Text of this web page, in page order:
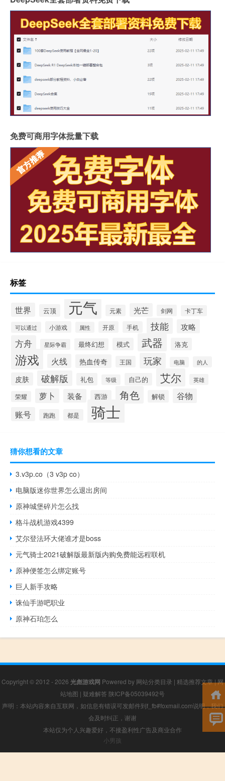
免费可商用字体批量下载
标签
世界 云顶 元气 元素 光芒 剑网 卡丁车
可以通过 小游戏 属性 开原 手机 技能 攻略
方舟 星际争霸 最终幻想 模式 武器 洛克
游戏 火线 热血传奇 王国 玩家 电脑 的人
皮肤 破解版 礼包 等级 自己的 艾尔 英雄
荣耀 萝卜 装备 西游 角色 解锁 谷物
账号 跑跑 都是 骑士
猜你想看的文章
3.v3p.co（3 v3p co）
电脑版迷你世界怎么退出房间
原神城堡碎片怎么找
格斗战机游戏4399
艾尔登法环大佬谁才是boss
元气骑士2021破解版最新版内购免费能远程联机
原神便签怎么绑定账号
巨人新手攻略
诛仙手游吧职业
原神石珀怎么
Copyright © 2012 - 2026 光彪游戏网 Powered by 网站分类目录 | 精选推荐文章|网
站地图 | 疑难解答 陕ICP备05039492号
声明：本站内容来自互联网，如信息有错误可发邮件到f_fb#foxmail.com说明，我们
会及时纠正，谢谢
本站仅为个人兴趣爱好，不接盈利性广告及商业合作
小男孩